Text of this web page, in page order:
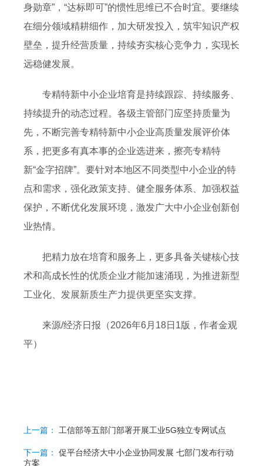
身勋章”，“达标即可”的惯性思维已不合时宜。要继续
在细分领域精耕细作，加大研发投入，筑牢知识产权
壁垒，提升经营质量，持续夯实核心竞争力，实现长
远稳健发展。
专精特新中小企业培育是持续跟踪、持续服务、
持续提升的动态过程。各级主管部门应坚持质量为
先，不断完善专精特新中小企业高质量发展评价体
系，把更多有真本事的企业选进来，擦亮专精特
新“金字招牌”。要针对本地区不同类型中小企业的特
点和需求，强化政策支持、健全服务体系、加强权益
保护，不断优化发展环境，激发广大中小企业创新创
业热情。
把精力放在培育和服务上，更多具备关键核心技
术和高成长性的优质企业才能加速涌现，为推进新型
工业化、发展新质生产力提供更坚实支撑。
来源/经济日报（2026年6月18日1版，作者金观
平）
上一篇： 工信部等五部门部署开展工业5G独立专网试点
下一篇：
促平台经济大中小企业协同发展 七部门发布行动
方案